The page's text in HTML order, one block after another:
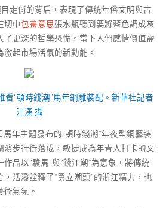
走俏的背后，表現了傳統年俗文明與古
切中包養意思張水瓶聽到要將藍色調成灰
了更深的哲學恐慌。當下人們感情價值需
起市場活氣的新動能。
看“頓時錢潮”馬年銅雕裝配。新華社記者
江漢 攝
年主題發布的“頓時錢潮”年夜型銅藝裝
濱步行街落成，敏捷成為年青人打卡的文
品以“駿馬”與“錢江潮”為意象，將傳統
活潑詮釋了“勇立潮頭”的浙江精力，也
氣氛。